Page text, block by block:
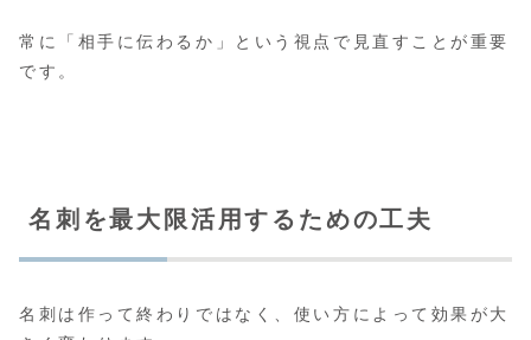
常に「相手に伝わるか」という視点で見直すことが重要
です。
名刺を最大限活用するための工夫
名刺は作って終わりではなく、使い方によって効果が大